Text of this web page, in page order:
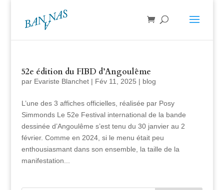
52e édition du FIBD d’Angoulême
par Evariste Blanchet| Fév 11, 2025 | blog
L’une des 3 affiches officielles, réalisée par Posy
Simmonds Le 52e Festival international de la bande
dessinée d’Angoulême s’est tenu du 30 janvier au 2
février. Comme en 2024, si le menu était peu
enthousiasmant dans son ensemble, la taille de la
manifestation...